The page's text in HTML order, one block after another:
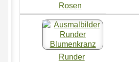
Rosen
Runder